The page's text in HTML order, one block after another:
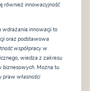
również innowacyjność
wdrażania innowacji to
oraz podstawowa
współpracy w
wiedza z zakresu
biznesowych. Można tu
praw własności